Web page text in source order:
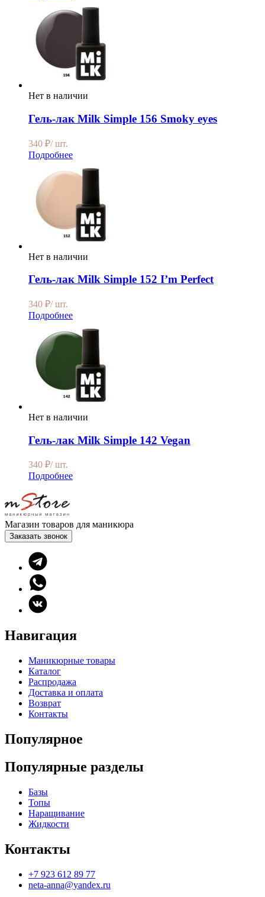
Нет в наличии
Гель-лак Milk Simple 156 Smoky eyes
340 ₽/ шт.
Подробнее
Нет в наличии
Гель-лак Milk Simple 152 I’m Perfect
340 ₽/ шт.
Подробнее
Нет в наличии
Гель-лак Milk Simple 142 Vegan
340 ₽/ шт.
Подробнее
Магазин товаров для маникюра
Заказать звонок
Навигация
Маникюрные товары
Каталог
Распродажа
Доставка и оплата
Возврат
Контакты
Популярное
Популярные разделы
Базы
Топы
Наращивание
Жидкости
Контакты
+7 923 612 89 77
neta-anna@yandex.ru